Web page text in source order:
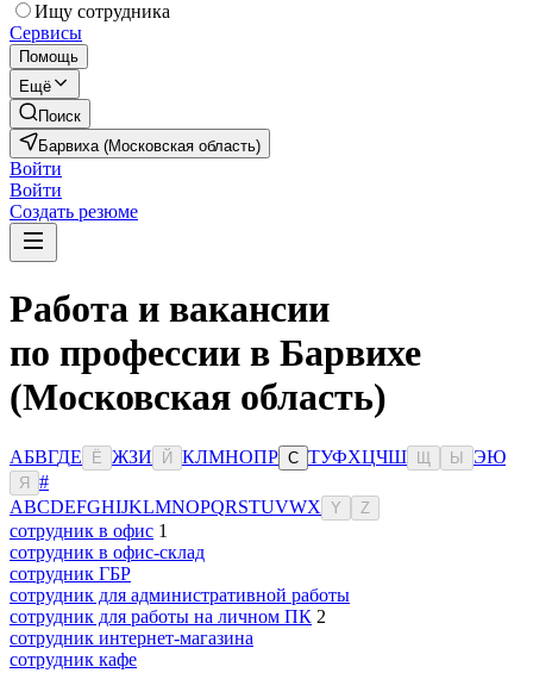
Ищу сотрудника
Сервисы
Помощь
Ещё
Поиск
Барвиха (Московская область)
Войти
Войти
Создать резюме
Работа и вакансии
по профессии в Барвихе
(Московская область)
АБВГДЕ Ё ЖЗИ Й КЛМНОПР С ТУФХЦЧШ Ы ЭЮ
Я
#
ABCDEFGHIJKLMNOPQRSTUVWX Y Z
сотрудник в офис 1
сотрудник в офис-склад
сотрудник ГБР
сотрудник для административной работы
сотрудник для работы на личном ПК 2
сотрудник интернет-магазина
сотрудник кафе